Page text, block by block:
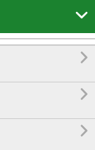



